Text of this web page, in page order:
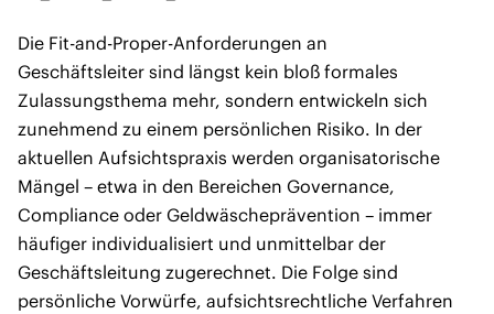
Die Fit-and-Proper-Anforderungen an
Geschäftsleiter sind längst kein bloß formales
Zulassungsthema mehr, sondern entwickeln sich
zunehmend zu einem persönlichen Risiko. In der
aktuellen Aufsichtspraxis werden organisatorische
Mängel – etwa in den Bereichen Governance,
Compliance oder Geldwäscheprävention – immer
häufiger individualisiert und unmittelbar der
Geschäftsleitung zugerechnet. Die Folge sind
persönliche Vorwürfe, aufsichtsrechtliche Verfahren